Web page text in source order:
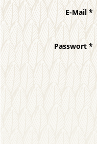
E-Mail *
Passwort*